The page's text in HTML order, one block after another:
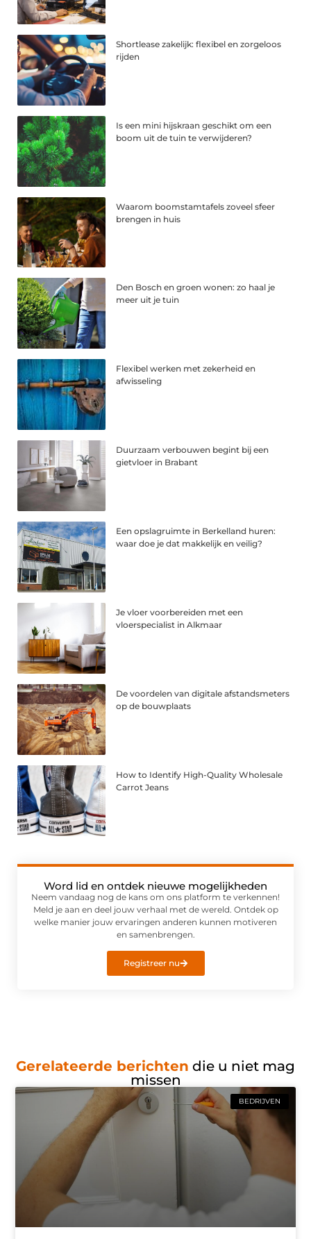
Shortlease zakelijk: flexibel en zorgeloos
rijden
Is een mini hijskraan geschikt om een
boom uit de tuin te verwijderen?
Waarom boomstamtafels zoveel sfeer
brengen in huis
Den Bosch en groen wonen: zo haal je
meer uit je tuin
Flexibel werken met zekerheid en
afwisseling
Duurzaam verbouwen begint bij een
gietvloer in Brabant
Een opslagruimte in Berkelland huren:
waar doe je dat makkelijk en veilig?
Je vloer voorbereiden met een
vloerspecialist in Alkmaar
De voordelen van digitale afstandsmeters
op de bouwplaats
How to Identify High-Quality Wholesale
Carrot Jeans
Word lid en ontdek nieuwe mogelijkheden
Neem vandaag nog de kans om ons platform te verkennen!
Meld je aan en deel jouw verhaal met de wereld. Ontdek op
welke manier jouw ervaringen anderen kunnen motiveren
en samenbrengen.
Registreer nu
Gerelateerde berichten die u niet mag
missen
BEDRIJVEN